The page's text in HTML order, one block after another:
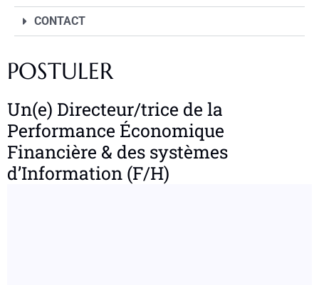
CONTACT
POSTULER
Un(e) Directeur/trice de la
Performance Économique
Financière & des systèmes
d’Information (F/H)